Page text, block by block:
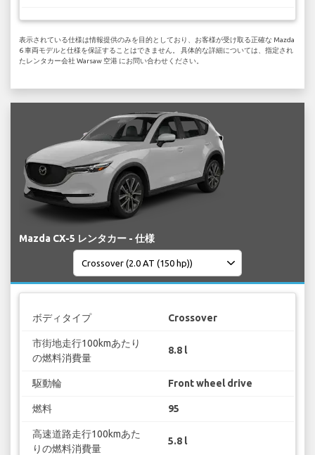
表示されている仕様は情報提供のみを目的としており、お客様が受け取る正確な Mazda
6 車両モデルと仕様を保証することはできません。 具体的な詳細については、指定され
たレンタカー会社 Warsaw 空港 にお問い合わせください。
Mazda CX-5 レンタカー - 仕様
ボディタイプ Crossover
市街地走行100kmあたり
の燃料消費量
8.8 l
駆動輪 Front wheel drive
燃料 95
高速道路走行100kmあた
りの燃料消費量
5.8 l